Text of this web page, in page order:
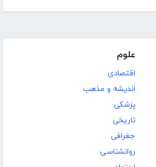
علوم
اقتصادی
اندیشه و مذهب
پزشکی
تاریخی
جغرافی
روانشناسی